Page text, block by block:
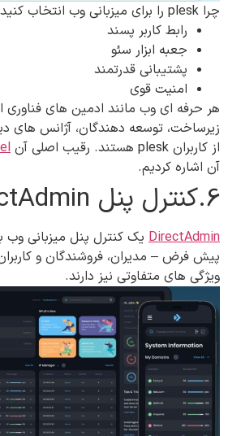
چرا plesk را برای میزبانی وب انتخاب کنید؟
رابط کاربر پسند
جعبه ابزار سئو
پشتیبانی قدرتمند
امنیت قوی
هر حرفه ای وب مانند ادمین های فناوری
زیرساخت، توسعه دهندگان، آژانس های
از کاربران plesk هستند. رقیب اصلی آن
آن اشاره کردیم.
6.کنترل پنل‌ DirectAdmin
DirectAdmin یک کنترل پنل میزبانی
پیش فرض – مدیران، فروشندگان و
ویژگی های متفاوتی نیز دارند.